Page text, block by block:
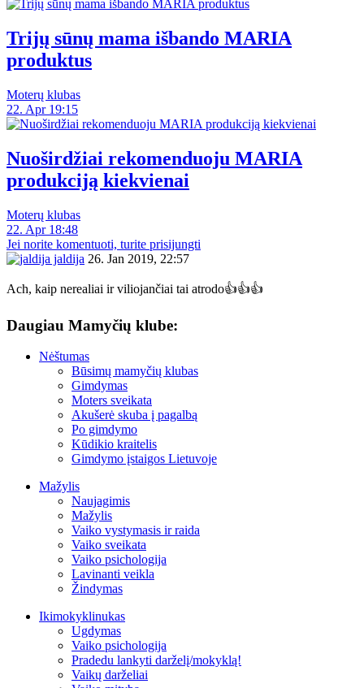
Trijų sūnų mama išbando MARIA
produktus
Moterų klubas
22. Apr 19:15
Nuoširdžiai rekomenduoju MARIA
produkciją kiekvienai
Moterų klubas
22. Apr 18:48
Jei norite komentuoti, turite prisijungti
jaldija 26. Jan 2019, 22:57
Ach, kaip nerealiai ir viliojančiai tai atrodo👍👍👍
Daugiau Mamyčių klube:
Nėštumas
Būsimų mamyčių klubas
Gimdymas
Moters sveikata
Akušerė skuba į pagalbą
Po gimdymo
Kūdikio kraitelis
Gimdymo įstaigos Lietuvoje
Mažylis
Naujagimis
Mažylis
Vaiko vystymasis ir raida
Vaiko sveikata
Vaiko psichologija
Lavinanti veikla
Žindymas
Ikimokyklinukas
Ugdymas
Vaiko psichologija
Pradedu lankyti darželį/mokyklą!
Vaikų darželiai